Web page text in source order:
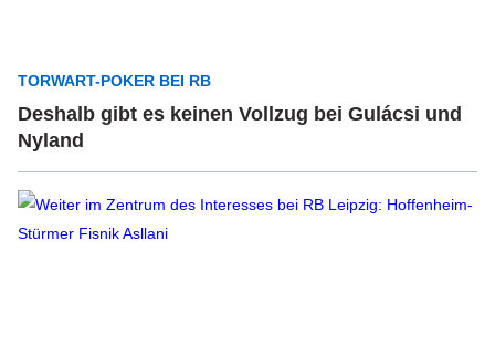
TORWART-POKER BEI RB
Deshalb gibt es keinen Vollzug bei Gulácsi und
Nyland